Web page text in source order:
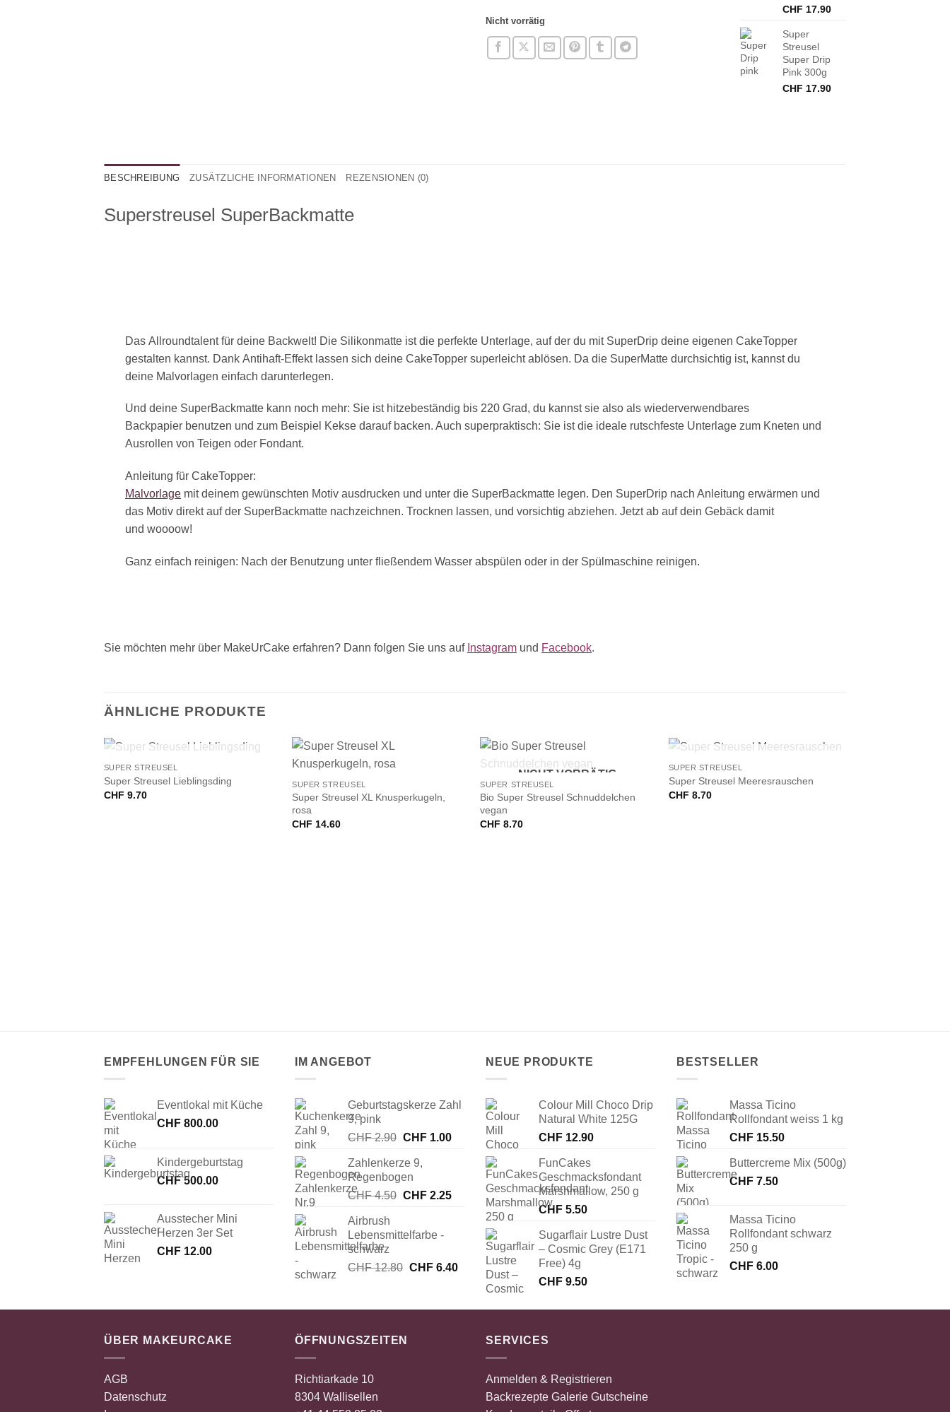
Nicht vorrätig
CHF 17.90
Super
Streusel
Super Drip
Pink 300g
CHF 17.90
BESCHREIBUNG ZUSÄTZLICHE INFORMATIONEN REZENSIONEN (0)
Superstreusel SuperBackmatte
Das Allroundtalentfür deine Backwelt! Die Silikonmatte ist die perfekte Unterlage, auf der du mit SuperDrip deine eigenen CakeTopper
gestalten kannst. Dank Antihaft-Effektlassen sich deine CakeTopper superleicht ablösen. Da die SuperMatte durchsichtig ist, kannst du
deine Malvorlagen einfach darunterlegen.
Und deine SuperBackmatte kann noch mehr: Sie ist hitzebeständig bis 220 Grad, du kannst sie also als wiederverwendbares
Backpapier benutzen und zum Beispiel Kekse darauf backen. Auch superpraktisch: Sie ist die ideale rutschfeste Unterlage zum Kneten und
Ausrollen von Teigen oder Fondant.
Anleitung für CakeTopper:
Malvorlage mit deinem gewünschten Motiv ausdrucken und unter die SuperBackmatte legen. Den SuperDrip nach Anleitung erwärmen und
das Motiv direktauf der SuperBackmatte nachzeichnen. Trocknen lassen, und vorsichtig abziehen. Jetzt ab auf dein Gebäck damit
und woooow!
Ganz einfach reinigen: Nach der Benutzung unter fließendem Wasser abspülen oder in der Spülmaschine reinigen.
Sie möchten mehr über MakeUrCake erfahren? Dann folgen Sie uns auf Instagram und Facebook.
ÄHNLICHE PRODUKTE
+
NICHT VORRÄTIG
SUPER STREUSEL
Super Streusel Lieblingsding
CHF 9.70
SUPER STREUSEL
Super Streusel XL Knusperkugeln,
rosa
CHF 14.60
NICHT VORRÄTIG
SUPER STREUSEL
Bio Super Streusel Schnuddelchen
vegan
CHF 8.70
+
NICHT VORRÄTIG
SUPER STREUSEL
Super Streusel Meeresrauschen
CHF 8.70
EMPFEHLUNGEN FÜR SIE
Eventlokal mit Küche
CHF 800.00
Kindergeburtstag
CHF500.00
Ausstecher Mini
Herzen 3er Set
CHF 12.00
IM ANGEBOT
Geburtstagskerze Zahl
9, pink
CHF2.90 Ursprünglicher
war:
CHF 2.90
CHF1.00Aktueller
CHF 1.00.
Zahlenkerze 9,
Regenbogen
CHF4.50 Ursprünglicher
CHF 4.50
CHF2.25Aktueller
CHF 2.25.
Airbrush
Lebensmittelfarbe -
schwarz
CHF12.80 Ursprünglicher
CHF 12.80
CHF6.40Aktueller
CHF 6.40.
NEUE PRODUKTE
Colour Mill Choco Drip
Natural White 125G
CHF 12.90
FunCakes
Geschmacksfondant
Marshmallow, 250 g
CHF 5.50
Sugarflair Lustre Dust
– Cosmic Grey (E171
Free) 4g
CHF 9.50
BESTSELLER
Massa Ticino
Rollfondant weiss 1 kg
CHF 15.50
Buttercreme Mix (500g)
CHF 7.50
Massa Ticino
Rollfondant schwarz
250 g
CHF 6.00
ÜBER MAKEURCAKE
AGB
Datenschutz
ÖFFNUNGSZEITEN
Richtiarkade 10
8304 Wallisellen
SERVICES
Anmelden & Registrieren
Backrezepte Galerie Gutscheine